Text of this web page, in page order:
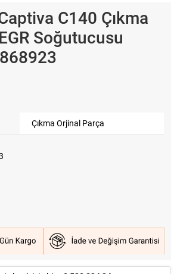
C140 Çıkma
Soğutucusu
Çıkma Orjinal Parça